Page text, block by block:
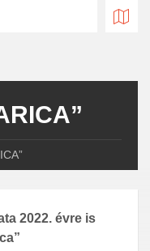
2022. évre is